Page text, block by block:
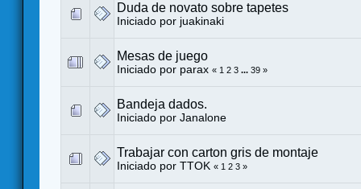
Duda de novato sobre tapetes
Iniciado por juakinaki
Mesas de juego
Iniciado por parax « 1 2 3 ... 39 »
Bandeja dados.
Iniciado por Janalone
Trabajar con carton gris de montaje
Iniciado por TTOK « 1 2 3 »